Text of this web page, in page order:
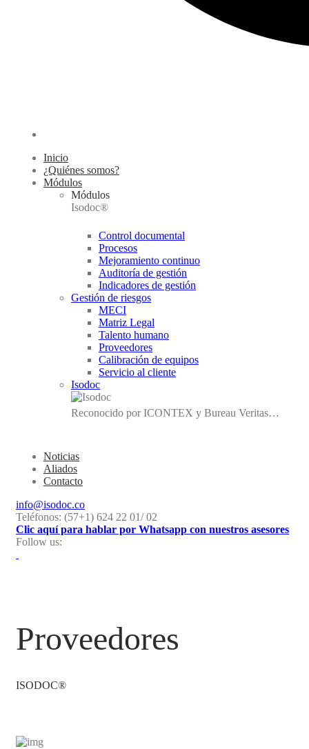
Inicio
¿Quiénes somos?
Módulos
Módulos
Isodoc®
Control documental
Procesos
Mejoramiento continuo
Auditoría de gestión
Indicadores de gestión
Gestión de riesgos
MECI
Matriz Legal
Talento humano
Proveedores
Calibración de equipos
Servicio al cliente
Isodoc
Reconocido por ICONTEX y Bureau Veritas…
Noticias
Aliados
Contacto
info@isodoc.co
Teléfonos: (57+1) 624 22 01/ 02
Clic aquí para hablar por Whatsapp con nuestros asesores
Follow us:
Proveedores
ISODOC®